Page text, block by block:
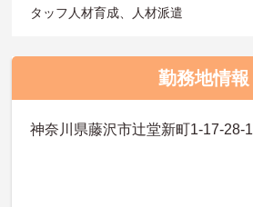
タッフ人材育成、人材派遣
勤務地情報
神奈川県藤沢市辻堂新町1-17-28-1